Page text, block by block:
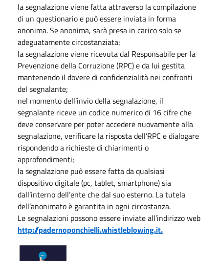
la segnalazione viene fatta attraverso la compilazione
di un questionario e può essere inviata in forma
anonima. Se anonima, sarà presa in carico solo se
adeguatamente circostanziata;
la segnalazione viene ricevuta dal Responsabile per la
Prevenzione della Corruzione (RPC) e da lui gestita
mantenendo il dovere di confidenzialità nei confronti
del segnalante;
nel momento dell’invio della segnalazione, il
segnalante riceve un codice numerico di 16 cifre che
deve conservare per poter accedere nuovamente alla
segnalazione, verificare la risposta dell’RPC e dialogare
rispondendo a richieste di chiarimenti o
approfondimenti;
la segnalazione può essere fatta da qualsiasi
dispositivo digitale (pc, tablet, smartphone) sia
dall’interno dell’ente che dal suo esterno. La tutela
dell’anonimato è garantita in ogni circostanza.
Le segnalazioni possono essere inviate all’indirizzo web
http://padernoponchielli.whistleblowing.it.